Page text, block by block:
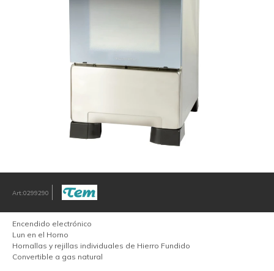
0299290
Encendido electrónico
Lun en el Horno
Hornallas y rejillas individuales de Hierro Fundido
Convertible a gas natural